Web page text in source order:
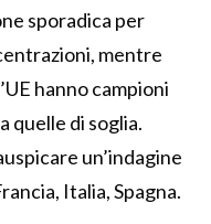
sporadica per
mentre
hanno campioni
quelle di soglia.
un’indagine
Italia, Spagna.